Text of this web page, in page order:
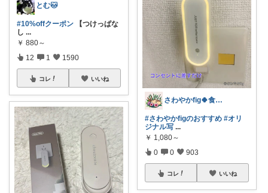
とむ🐱
#10%offクーポン ​【つけっぱな
し ...
￥ 880～
12 1 1590
コレ いいね
さわやかfig🍀食と暮らしを楽しむ
#さわやかfigのおすすめ #オリ
ジナル写 ...
￥ 1,080～
0 0 903
コレ いいね